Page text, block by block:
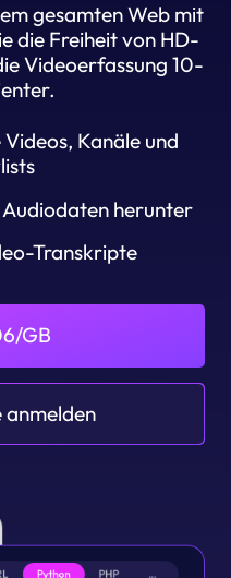
gesamten Web mit
die Freiheit von HD-
Videoerfassung 10-
Kanäle und
herunter
Transkripte
GB